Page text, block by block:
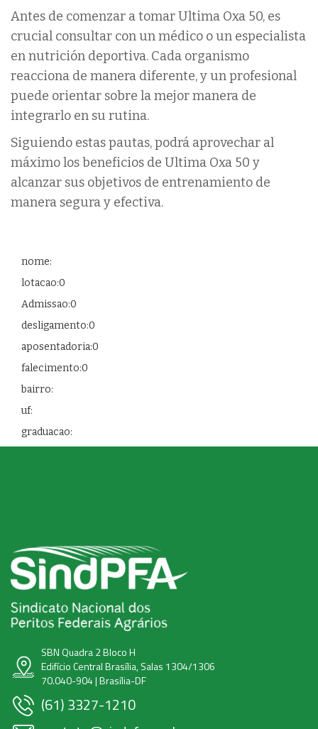
Antes de comenzar a tomar Ultima Oxa 50, es
crucial consultar con un médico o un especialista
en nutrición deportiva. Cada organismo
reacciona de manera diferente, y un profesional
puede orientar sobre la mejor manera de
integrarlo en su rutina.
Siguiendo estas pautas, podrá aprovechar al
máximo los beneficios de Ultima Oxa 50 y
alcanzar sus objetivos de entrenamiento de
manera segura y efectiva.
nome:
lotacao:0
Admissao:0
desligamento:0
aposentadoria:0
falecimento:0
bairro:
uf:
graduacao:
SBN Quadra 2 Bloco H
Edifício Central Brasília, Salas 1304/1306
70.040-904 | Brasília-DF
(61) 3327-1210